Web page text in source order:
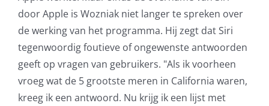
door Apple is Wozniak niet langer te spreken over
de werking van het programma. Hij zegt dat Siri
tegenwoordig foutieve of ongewenste antwoorden
geeft op vragen van gebruikers. "Als ik voorheen
vroeg wat de 5 grootste meren in California waren,
kreeg ik een antwoord. Nu krijg ik een lijst met